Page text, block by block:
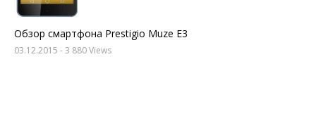
Обзор смартфона Prestigio Muze E3
03.12.2015 - 3 880 Views